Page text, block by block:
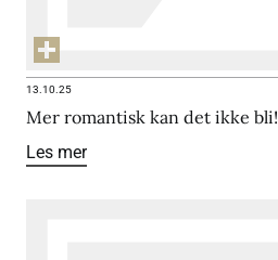
13.10.25
Mer romantisk kan det ikke bli!
Les mer